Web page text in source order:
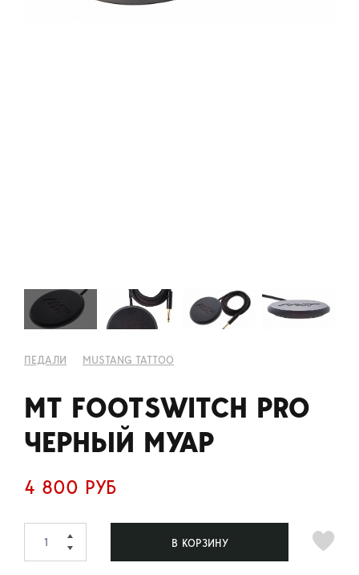
ПЕДАЛИ MUSTANG TATTOO
MT FOOTSWITCH PRO
ЧЕРНЫЙ МУАР
4 800 РУБ
В КОРЗИНУ